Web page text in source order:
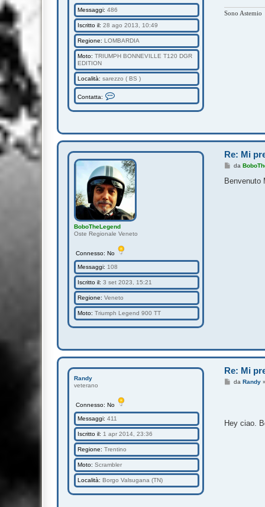
Messaggi: 486
Iscritto il: 28 ago 2013, 10:49
Regione: LOMBARDIA
Moto: TRIUMPH BONNEVILLE T120 DGR
EDITION
Località: sarezzo ( BS )
Contatta:
t
a
M
S
Y
Sono Astemio
BoboTheLegend
Oste Regionale Veneto
Connesso: No
Messaggi: 108
Iscritto il: 3 set 2023, 15:21
Regione: Veneto
Moto: Triumph Legend 900 TT
Re: Mi
M
s
da
Benvenuto
Randy
veterano
Connesso: No
Messaggi: 411
Iscritto il: 1 apr 2014, 23:36
Regione: Trentino
Moto: Scrambler
Località: Borgo Valsugana (TN)
Re: Mi
M
g
daRandy
Hey ciao.